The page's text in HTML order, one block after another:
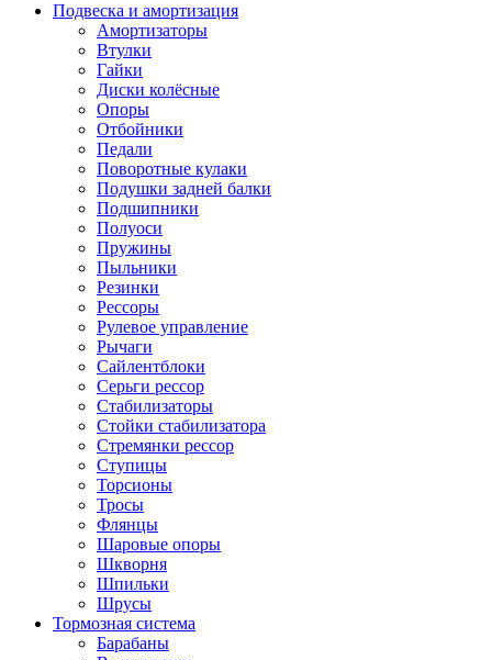
Подвеска и амортизация
Амортизаторы
Втулки
Гайки
Диски колёсные
Опоры
Отбойники
Педали
Поворотные кулаки
Подушки задней балки
Подшипники
Полуоси
Пружины
Пыльники
Резинки
Рессоры
Рулевое управление
Рычаги
Сайлентблоки
Серьги рессор
Стабилизаторы
Стойки стабилизатора
Стремянки рессор
Ступицы
Торсионы
Тросы
Флянцы
Шаровые опоры
Шкворня
Шпильки
Шрусы
Тормозная система
Барабаны